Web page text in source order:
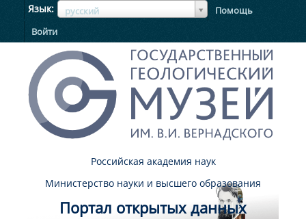
Язык русский
ЯзыкЯзык
Помощь
Войти
Российская академия наук
Министерство науки и высшего образования
Портал открытых данных